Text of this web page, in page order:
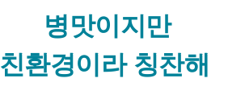
병맛이지만
친환경이라 칭찬해